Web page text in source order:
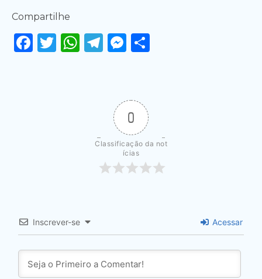
Compartilhe
Facebook
Twitter
WhatsApp
Telegram
Messenger
0
Classificação da not
ícias
Inscrever-se Acessar